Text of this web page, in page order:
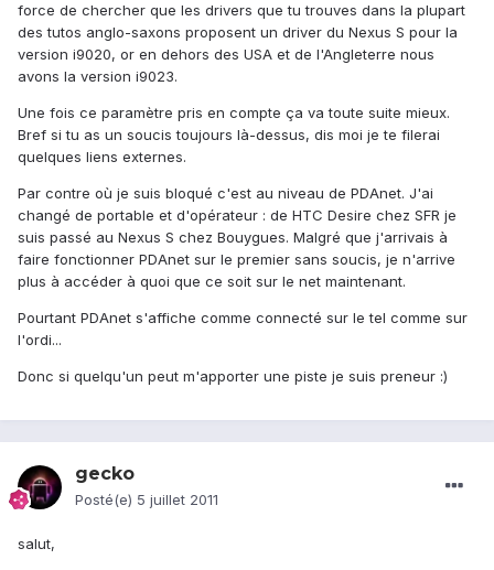
force de chercher que les drivers que tu trouves dans la plupart
des tutos anglo-saxons proposent un driver du Nexus S pour la
version i9020, or en dehors des USA et de l'Angleterre nous
avons la version i9023.
Une fois ce paramètre pris en compte ça va toute suite mieux.
Bref si tu as un soucis toujours là-dessus, dis moi je te filerai
quelques liens externes.
Par contre où je suis bloqué c'est au niveau de PDAnet. J'ai
changé de portable et d'opérateur : de HTC Desire chez SFR je
suis passé au Nexus S chez Bouygues. Malgré que j'arrivais à
faire fonctionner PDAnet sur le premier sans soucis, je n'arrive
plus à accéder à quoi que ce soit sur le net maintenant.
Pourtant PDAnet s'affiche comme connecté sur le tel comme sur
l'ordi...
Donc si quelqu'un peut m'apporter une piste je suis preneur :)
gecko
Posté(e) 5 juillet 2011
salut,